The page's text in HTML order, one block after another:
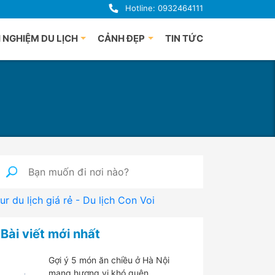
Hotline: 0932464111
Ngãi
Trang
Định
Thiết
NGHIỆM DU LỊCH CẢNH ĐẸP TIN TỨC
du lịch giá rẻ - Du lịch Con Voi
Bài viết mới nhất
Gợi ý 5 món ăn chiều ở Hà Nội
mang hương vị khó quên